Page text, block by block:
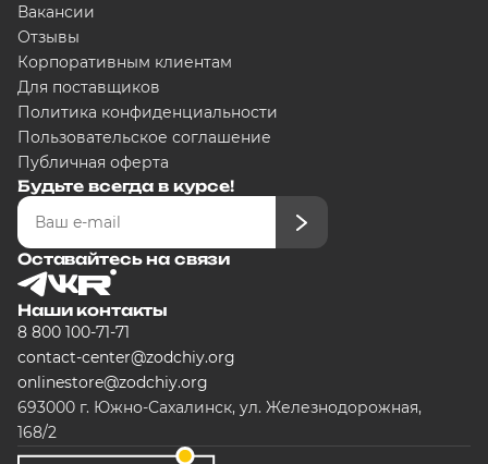
Вакансии
Отзывы
Корпоративным клиентам
Для поставщиков
Политика конфиденциальности
Пользовательское соглашение
Публичная оферта
Будьте всегда в курсе!
Оставайтесь на связи
Наши контакты
8 800 100-71-71
contact-center@zodchiy.org
onlinestore@zodchiy.org
693000 г. Южно-Сахалинск, ул. Железнодорожная,
168/2